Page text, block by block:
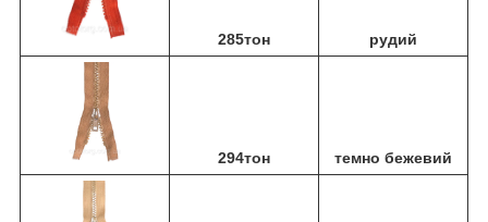
285тон рудий
294тон темно бежевий